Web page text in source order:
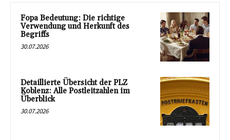
Fopa Bedeutung: Die richtige
Verwendung und Herkunft des
Begriffs
30.07.2026
Detaillierte Übersicht der PLZ
Koblenz: Alle Postleitzahlen im
Überblick
30.07.2026